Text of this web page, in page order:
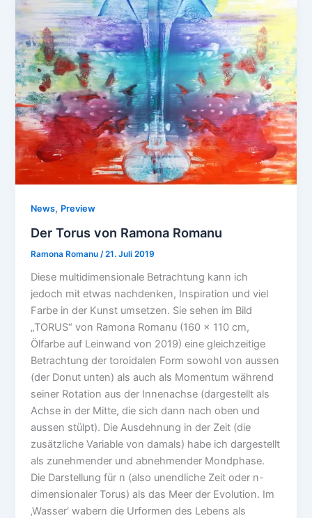
News, Preview
Der Torus von Ramona Romanu
Ramona Romanu/21. Juli 2019
Diese multidimensionale Betrachtung kann ich
jedoch mit etwas nachdenken, Inspiration und viel
Farbe in der Kunst umsetzen. Sie sehen im Bild
„TORUS“ von Ramona Romanu (160 x 110 cm,
Ölfarbe auf Leinwand von 2019) eine gleichzeitige
Betrachtung der toroidalen Form sowohl von aussen
(der Donut unten) als auch als Momentum während
seiner Rotation aus der Innenachse (dargestellt als
Achse in der Mitte, die sich dann nach oben und
aussen stülpt). Die Ausdehnung in der Zeit (die
zusätzliche Variable von damals) habe ich dargestellt
als zunehmender und abnehmender Mondphase.
Die Darstellung für n (also unendliche Zeit oder n-
dimensionaler Torus) als das Meer der Evolution. Im
‚Wasser‘ wabern die Urformen des Lebens als